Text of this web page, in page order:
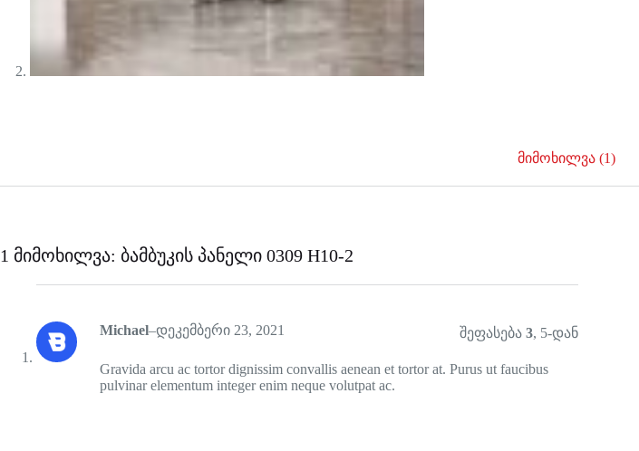
მიმოხილვა (1)
1 მიმოხილვა: ბამბუკის პანელი 0309 H10-2
შეფასება3, 5-დან
Michael–დეკემბერი 23, 2021
Gravida arcu ac tortor dignissim convallis aenean et tortor at. Purus ut faucibus
pulvinar elementum integer enim neque volutpat ac.